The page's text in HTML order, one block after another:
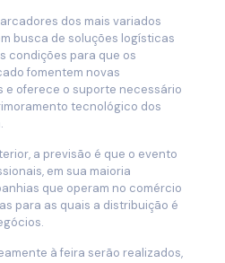
dos mais variados
busca de soluções logísticas
condições para que os
fomentem novas
e oferece o suporte necessário
tecnológico dos
a previsão é que o evento
em sua maioria
que operam no comércio
para as quais a distribuição é
à feira serão realizados,